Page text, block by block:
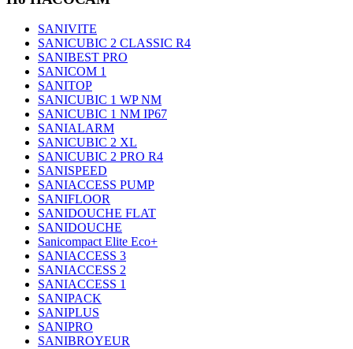
SANIVITE
SANICUBIC 2 CLASSIC R4
SANIBEST PRO
SANICOM 1
SANITOP
SANICUBIC 1 WP NM
SANICUBIC 1 NM IP67
SANIALARM
SANICUBIC 2 XL
SANICUBIC 2 PRO R4
SANISPEED
SANIACCESS PUMP
SANIFLOOR
SANIDOUCHE FLAT
SANIDOUCHE
Sanicompact Elite Eco+
SANIACCESS 3
SANIACCESS 2
SANIACCESS 1
SANIPACK
SANIPLUS
SANIPRO
SANIBROYEUR